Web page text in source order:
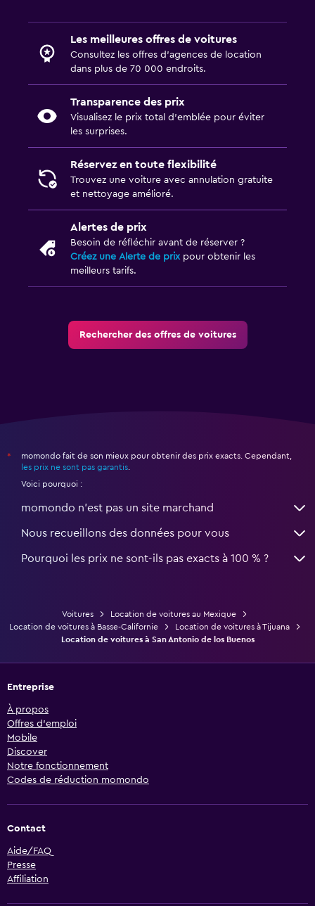
Les meilleures offres de voitures
Consultez les offres d’agences de location
dans plus de 70 000 endroits.
Transparence des prix
Visualisez le prix total d’emblée pour éviter
les surprises.
Réservez en toute flexibilité
Trouvez une voiture avec annulation gratuite
et nettoyage amélioré.
Alertes de prix
Besoin de réfléchir avant de réserver ?
Créez une Alerte de prixpour obtenir les
meilleurs tarifs.
Rechercher des offres de voitures
*
momondo fait de son mieux pour obtenir des prix exacts. Cependant,
les prix ne sont pas garantis.
Voici pourquoi :
momondo n'est pas un site marchand
Nous recueillons des données pour vous
Pourquoi les prix ne sont-ils pas exacts à 100 % ?
Voitures
Location de voitures au Mexique
Location de voitures à Basse-Californie
Location de voitures à Tijuana
Location de voitures à San Antonio de los Buenos
Entreprise
À propos
Offres d’emploi
Mobile
Discover
Notre fonctionnement
Codes de réduction momondo
Contact
Aide/FAQ
Presse
Affiliation